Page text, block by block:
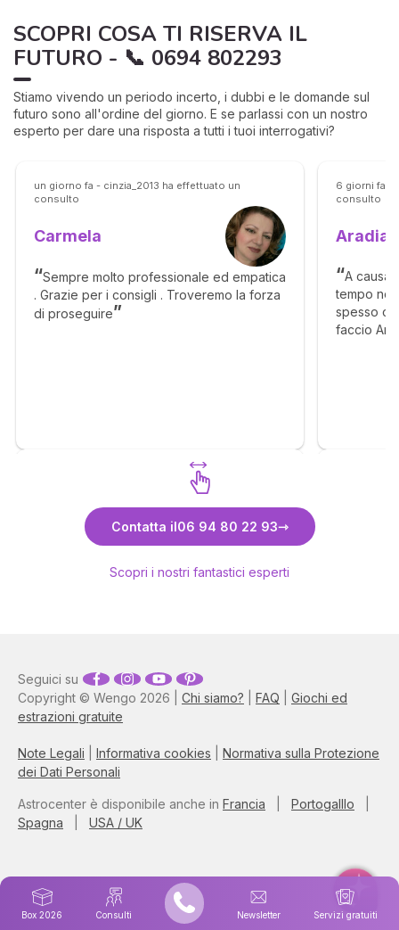
SCOPRI COSA TI RISERVA IL
FUTURO - 📞 0694 802293
Stiamo vivendo un periodo incerto, i dubbi e le domande sul
futuro sono all'ordine del giorno. E se parlassi con un nostro
esperto per dare una risposta a tutti i tuoi interrogativi?
un giorno fa - cinzia_2013 ha effettuato un
consulto
Carmela
Sempre molto professionale ed empatica
. Grazie per i consigli . Troveremo la forza
di proseguire
6 giorni fa -
consulto
Aradia
A causa
tempo
spesso
faccio
Contatta il06 94 80 22 93
Scopri i nostri fantastici esperti
Box 2026 Consulti Newsletter Servizi gratuiti
Copyright © Wengo 2026 | Chi siamo? FAQ
Giochi ed
estrazioni gratuite
Note Legali Informativa cookies
Normativa sulla Protezione
dei Dati Personali
Seguici su
Astrocenter è disponibile anche in Francia Portogalllo
Spagna
USA / UK